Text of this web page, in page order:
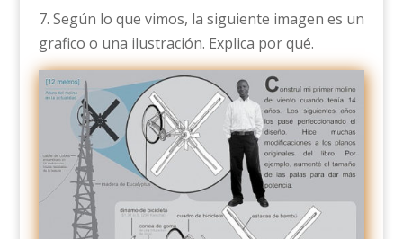
7. Según lo que vimos, la siguiente imagen es un
grafico o una ilustración. Explica por qué.